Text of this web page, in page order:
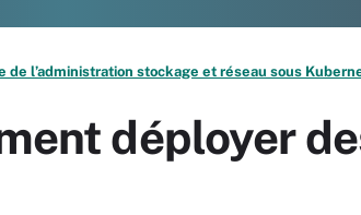
de l’administration stockage et réseau sous
déployer